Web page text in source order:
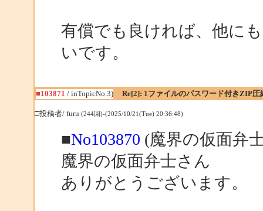
有償でも良ければ、他に
いです。
■103871 / inTopicNo.3) Re[2]: 1ファイルのパスワード付きZIP圧
□投稿者/ furu (244回)-(2025/10/21(Tue) 20:36:48)
■No103870 (魔界の仮面弁
魔界の仮面弁士さん
ありがとうございます。